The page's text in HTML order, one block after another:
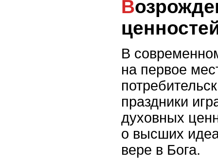
Возрождение духовных
В
на первое
праздники
духовных
о высших
вере в Бога.